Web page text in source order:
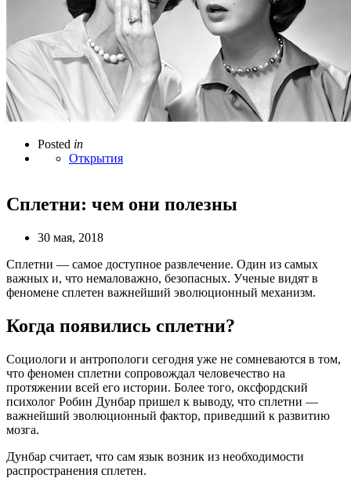
Posted in
Открытия
Сплетни: чем они полезны
30 мая, 2018
Сплетни — самое доступное развлечение. Один из самых
важных и, что немаловажно, безопасных. Ученые видят в
феномене сплетен важнейший эволюционный механизм.
Когда появились сплетни?
Социологи и антропологи сегодня уже не сомневаются в том,
что феномен сплетни сопровождал человечество на
протяжении всей его истории. Более того, оксфордский
психолог Робин Дунбар пришел к выводу, что сплетни —
важнейший эволюционный фактор, приведший к развитию
мозга.
Дунбар считает, что сам язык возник из необходимости
распространения сплетен.